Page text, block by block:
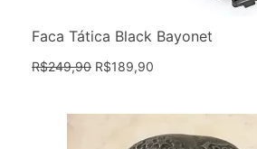
Faca Tática Black Bayonet
R$249,90 R$189,90